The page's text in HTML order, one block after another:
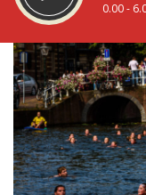
0.00 -
STRAKS:
De ochtend van
6.00 - 12.00 uur
Vorig uur
Inklappen